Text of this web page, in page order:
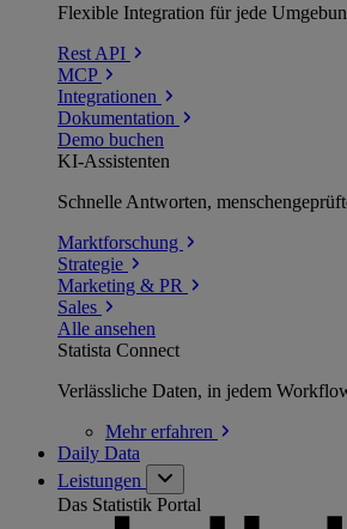
Flexible Integration für jede
Rest API
MCP
Integrationen
Dokumentation
Demo buchen
KI-Assistenten
Schnelle Antworten,
Marktforschung
Strategie
Marketing & PR
Sales
Alle ansehen
Statista Connect
Verlässliche Daten, in jedem
Mehrerfahren
Daily Data
Leistungen
Das Statistik Portal